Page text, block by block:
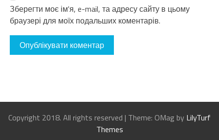
Зберегти моє ім'я, e-mail, та адресу сайту в цьому
браузері для моїх подальших коментарів.
Copyright 2018. All rights reserved | Theme: OMag by LilyTurf
Themes